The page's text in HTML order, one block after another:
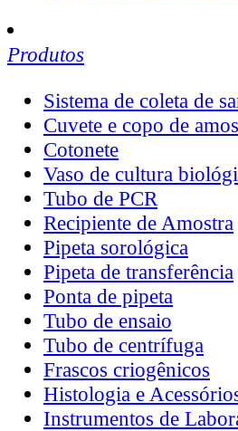
Produtos
Sistema de coleta de
Cuvete e copo de
Cotonete
Vaso de cultura
Tubo de PCR
Recipiente de Amostra
Pipeta sorológica
Pipeta de transferência
Ponta de pipeta
Tubo de ensaio
Tubo de centrífuga
Frascos criogênicos
Histologia e
Instrumentos de